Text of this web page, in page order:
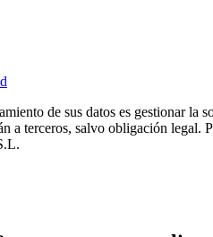
de sus datos es gestionar la
a terceros, salvo obligación